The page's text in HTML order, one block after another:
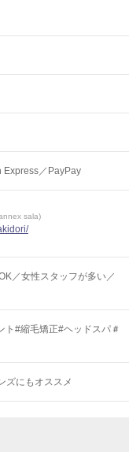
Express／PayPay
sala)
／女性スタッフが多い／
#縮毛矯正#ヘッドスパ＃
ズにもオススメ